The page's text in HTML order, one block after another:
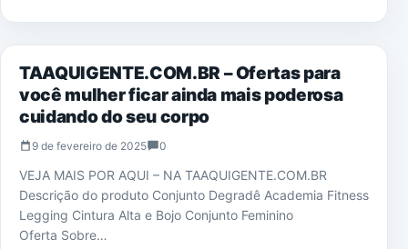
NOTÍCIAS
TAAQUIGENTE.COM.BR – Ofertas para
você mulher ficar ainda mais poderosa
cuidando do seu corpo
9 de fevereiro de 2025 0
VEJA MAIS POR AQUI – NA TAAQUIGENTE.COM.BR
Descrição do produto Conjunto Degradê Academia Fitness
Legging Cintura Alta e Bojo Conjunto Feminino
Oferta Sobre…